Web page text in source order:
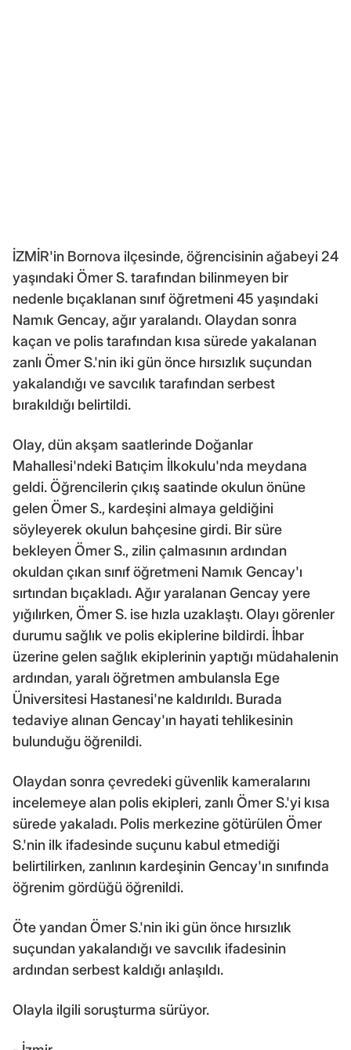
İZMİR'in Bornova ilçesinde, öğrencisinin ağabeyi 24
yaşındaki Ömer S. tarafından bilinmeyen bir
nedenle bıçaklanan sınıf öğretmeni 45 yaşındaki
Namık Gencay, ağır yaralandı. Olaydan sonra
kaçan ve polis tarafından kısa sürede yakalanan
zanlı Ömer S.'nin iki gün önce hırsızlık suçundan
yakalandığı ve savcılık tarafından serbest
bırakıldığı belirtildi.
Olay, dün akşam saatlerinde Doğanlar
Mahallesi'ndeki Batıçim İlkokulu'nda meydana
geldi. Öğrencilerin çıkış saatinde okulun önüne
gelen Ömer S., kardeşini almaya geldiğini
söyleyerek okulun bahçesine girdi. Bir süre
bekleyen Ömer S., zilin çalmasının ardından
okuldan çıkan sınıf öğretmeni Namık Gencay'ı
sırtından bıçakladı. Ağır yaralanan Gencay yere
yığılırken, Ömer S. ise hızla uzaklaştı. Olayı görenler
durumu sağlık ve polis ekiplerine bildirdi. İhbar
üzerine gelen sağlık ekiplerinin yaptığı müdahalenin
ardından, yaralı öğretmen ambulansla Ege
Üniversitesi Hastanesi'ne kaldırıldı. Burada
tedaviye alınan Gencay'ın hayati tehlikesinin
bulunduğu öğrenildi.
Olaydan sonra çevredeki güvenlik kameralarını
incelemeye alan polis ekipleri, zanlı Ömer S.'yi kısa
sürede yakaladı. Polis merkezine götürülen Ömer
S.'nin ilk ifadesinde suçunu kabul etmediği
belirtilirken, zanlının kardeşinin Gencay'ın sınıfında
öğrenim gördüğü öğrenildi.
Öte yandan Ömer S.'nin iki gün önce hırsızlık
suçundan yakalandığı ve savcılık ifadesinin
ardından serbest kaldığı anlaşıldı.
Olayla ilgili soruşturma sürüyor.